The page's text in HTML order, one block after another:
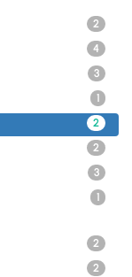
2
4
3
1
2
2
3
1
2
2